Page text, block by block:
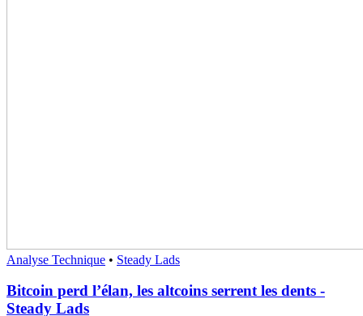
Analyse Technique • Steady Lads
Bitcoin perd l’élan, les altcoins serrent les dents -
Steady Lads